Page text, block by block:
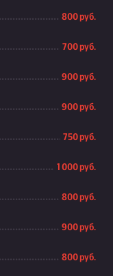
800 руб.
700 руб.
900 руб.
900 руб.
750 руб.
1 000 руб.
800 руб.
900 руб.
800 руб.